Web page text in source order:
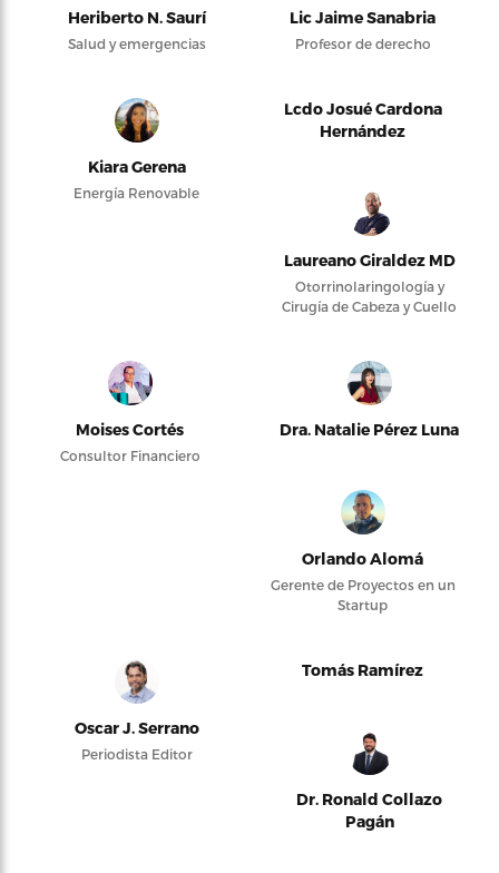
Heriberto N. Saurí
Salud y emergencias
Lic Jaime Sanabria
Profesor de derecho
Kiara Gerena
Energía Renovable
Lcdo Josué Cardona
Hernández
Laureano Giraldez MD
Otorrinolaringología y
Cirugía de Cabeza y Cuello
Moises Cortés
Consultor Financiero
Dra. Natalie Pérez Luna
Orlando Alomá
Gerente de Proyectos en un
Startup
Oscar J. Serrano
Periodista Editor
Tomás Ramírez
Dr. Ronald Collazo
Pagán